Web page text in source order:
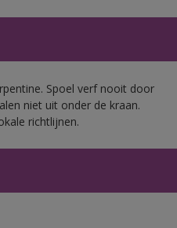
Spoel verf nooit door
niet uit onder de kraan.
richtlijnen.